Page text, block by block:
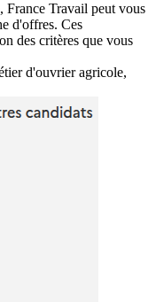
France Travail peut vous
d'offres. Ces
des critères que vous
d'ouvrier agricole,